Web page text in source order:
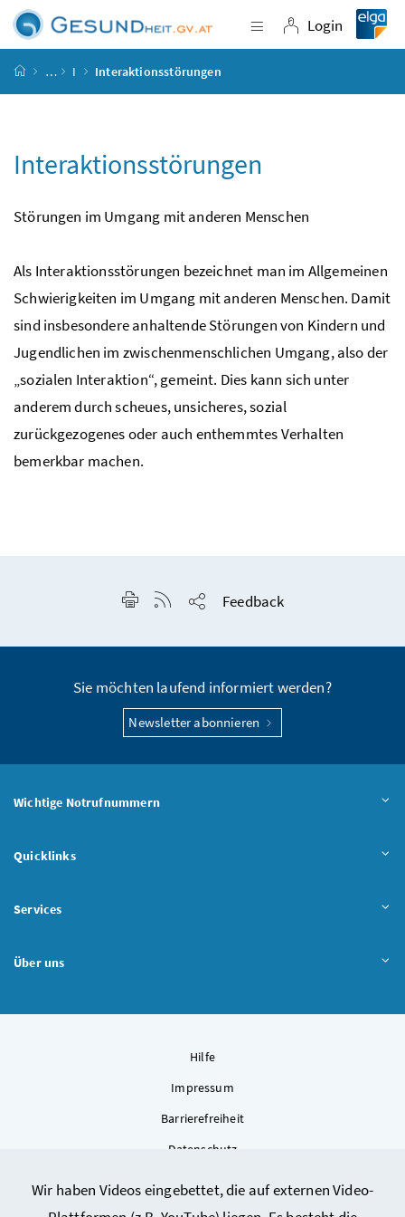
Zum Inhalt
Zum Hauptmenü
Zum Untermenü
Zur Suche
Wir haben Videos eingebettet, die auf externen Video-
Navigation
Login
Login
Startseite
… I Interaktionsstörungen
Interaktionsstörungen
Störungen im Umgang mit anderen Menschen
Als Interaktionsstörungen bezeichnet man im Allgemeinen
Schwierigkeiten im Umgang mit anderen Menschen. Damit
sind insbesondere anhaltende Störungen von Kindern und
Jugendlichen im zwischenmenschlichen Umgang, also der
„sozialen Interaktion“, gemeint. Dies kann sich unter
anderem durch scheues, unsicheres, sozial
zurückgezogenes oder auch enthemmtes Verhalten
bemerkbar machen.
Seite drucken
RSS-Feed anzeigen
Feedback
Sie möchten laufend informiert werden?
Newsletter abonnieren
Wichtige Notrufnummern
Quicklinks
Services
Über uns
Hilfe
Impressum
Barrierefreiheit
Datenschutz
Sitemap